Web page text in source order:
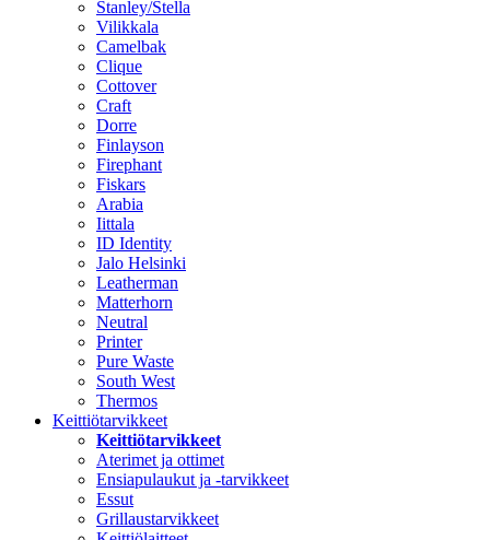
Stanley/Stella
Vilikkala
Camelbak
Clique
Cottover
Craft
Dorre
Finlayson
Firephant
Fiskars
Arabia
Iittala
ID Identity
Jalo Helsinki
Leatherman
Matterhorn
Neutral
Printer
Pure Waste
South West
Thermos
Keittiötarvikkeet
Keittiötarvikkeet
Aterimet ja ottimet
Ensiapulaukut ja -tarvikkeet
Essut
Grillaustarvikkeet